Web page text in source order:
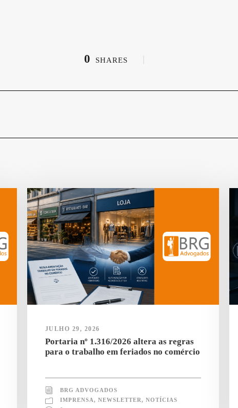
0 SHARES
JULHO 29, 2026
Portaria nº 1.316/2026 altera as regras
para o trabalho em feriados no comércio
BRG ADVOGADOS
IMPRENSA, NEWSLETTER, NOTÍCIAS